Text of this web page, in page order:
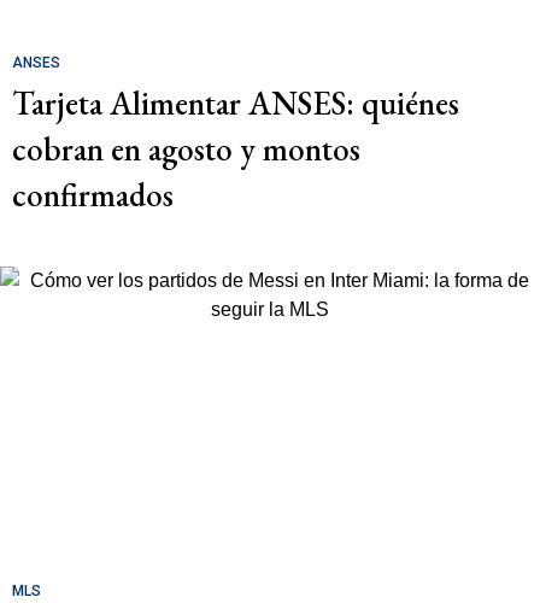
ANSES
Tarjeta Alimentar ANSES: quiénes
cobran en agosto y montos
confirmados
MLS